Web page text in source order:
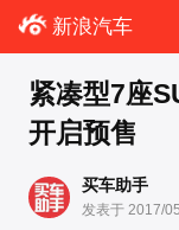
新浪汽车
紧凑型7座
开启预售
买车助手
发表于 2017/